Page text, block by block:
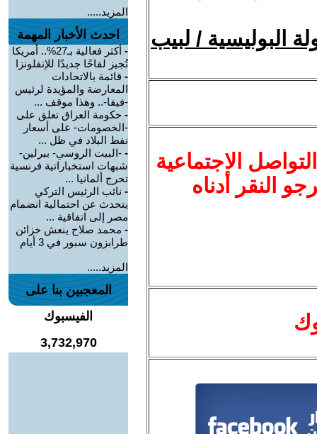
البوليسية / لبيب
الاجتماعية
النقر أدناه
المزيد.....
احدث الأخبار المهمة
-
أكثر فعالية بـ27%.. أمريكا
تُجيز لقاحًا جديدًا للإنفلونزا
- قائمة بالاتحادات
المعارضة والمؤيدة لرئيس
-فيفا-.. وهذا موقف ...
- حكومة العراق تعلق على
-الخصومات- على أسعار
نفط البلاد في ظل ...
- -البيت الروسي- ببرلين-
شبهات استخباراتية فرنسية
تحرج ألمانيا ...
- نائب الرئيس التركي
يتحدث عن احتمالية انضمام
مصر إلى اتفاقية ...
- محمد صلاح ينعش خزائن
طرابزون سبور في 3 أيام
المزيد.....
المعجبين بنا على
الفيسبوك
3,732,970